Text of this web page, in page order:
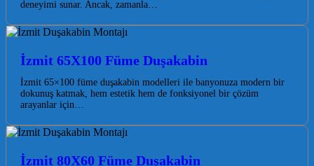
deneyimi sunar. Ancak, zamanla…
İzmit 65X100 Füme Duşakabin
İzmit 65×100 füme duşakabin modelleri ile banyonuza modern bir
dokunuş katmak, hem estetik hem de fonksiyonel bir çözüm
arayanlar için…
İzmit 80X60 Füme Duşakabin